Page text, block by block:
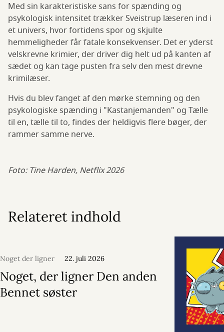
Med sin karakteristiske sans for spænding og
psykologisk intensitet trækker Sveistrup læseren ind i
et univers, hvor fortidens spor og skjulte
hemmeligheder får fatale konsekvenser. Det er yderst
velskrevne krimier, der driver dig helt ud på kanten af
sædet og kan tage pusten fra selv den mest drevne
krimilæser.
Hvis du blev fanget af den mørke stemning og den
psykologiske spænding i "Kastanjemanden" og Tælle
til en, tælle til to, findes der heldigvis flere bøger, der
rammer samme nerve.
Foto: Tine Harden, Netflix 2026
Relateret indhold
Noget der ligner 22. juli 2026
Noget, der ligner Den anden
Bennet søster